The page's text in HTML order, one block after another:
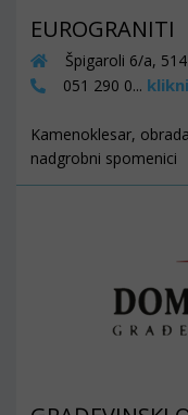
EUROGRANITI
Špigaroli 6/a,
051 290 0...
Kamenoklesar,
nadgrobni spomenici